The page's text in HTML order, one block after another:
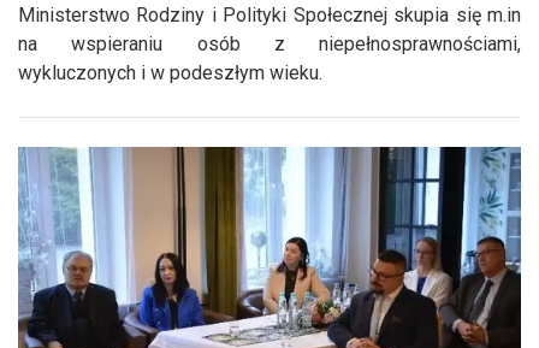
Ministerstwo Rodziny i Polityki Społecznej skupia się m.in
na wspieraniu osób z niepełnosprawnościami,
wykluczonych i w podeszłym wieku.